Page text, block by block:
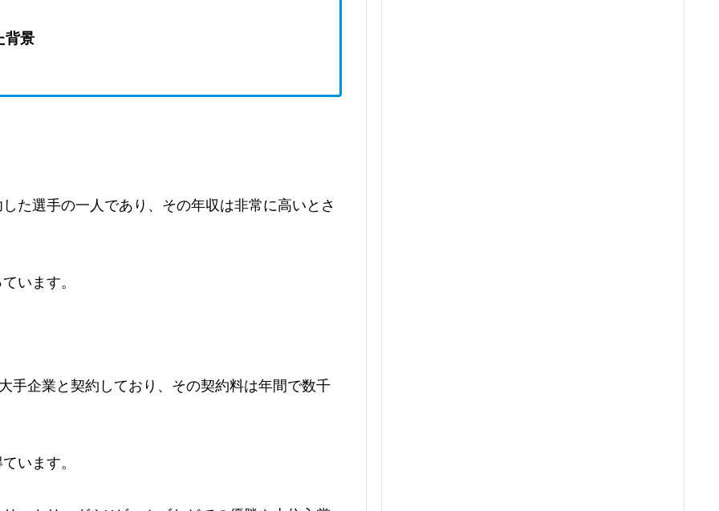
背景
た選手の一人であり、その年収は非常に高いとさ
います。
手企業と契約しており、その契約料は年間で数千
います。